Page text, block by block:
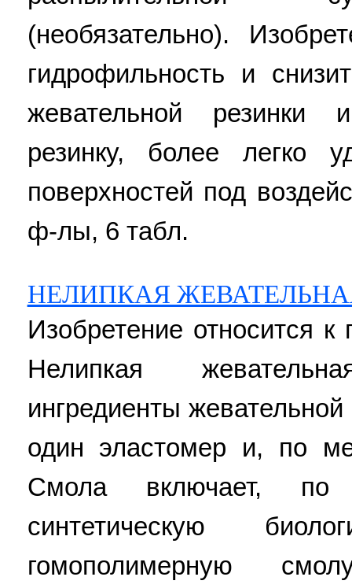
(необязательно).
гидрофильность и
жевательной резинки
резинку, более легко
поверхностей под
ф-лы, 6 табл.
НЕЛИПКАЯ
Изобретение относится
Нелипкая
ингредиенты
один эластомер и, по
Смола включает,
синтетическую
гомополимерную